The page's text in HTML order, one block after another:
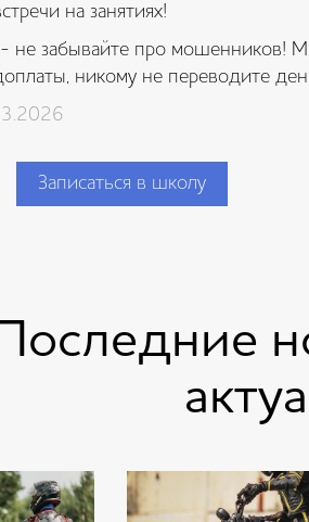
на занятиях!
не забывайте про мошенников!
никому не переводите
Записаться в школу